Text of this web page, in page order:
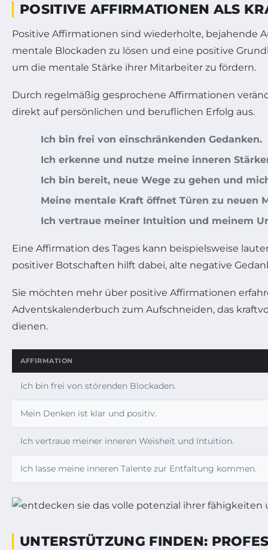
POSITIVE AFFIRMATIONEN ALS
Positive Affirmationen sind wiederholte, bejahende
mentale Blockaden zu lösen und eine positive
um die mentale Stärke ihrer Mitarbeiter zu fördern.
Durch regelmäßig gesprochene Affirmationen
direkt auf persönlichen und beruflichen Erfolg aus.
Ich bin frei von einschränkenden Gedanken.
Ich erkenne und nutze meine inneren
Ich bin bereit, neue Wege zu gehen und
Meine mentale Kraft öffnet Türen zu neuen
Ich vertraue meiner Intuition und meinem
Eine Affirmation des Tages kann beispielsweise
positiver Botschaften hilft dabei, alte negative
Sie möchten mehr über positive Affirmationen
Adventskalenderbuch zum Aufschneiden, das
dienen.
AFFIRMATION
Ich bin frei von störenden Blockaden.
Mein Denken ist klar und positiv.
Ich vertraue meiner inneren Weisheit und Intuition.
Ich lasse meine inneren Talente zur Entfaltung kommen.
UNTERSTÜTZUNG FINDEN: